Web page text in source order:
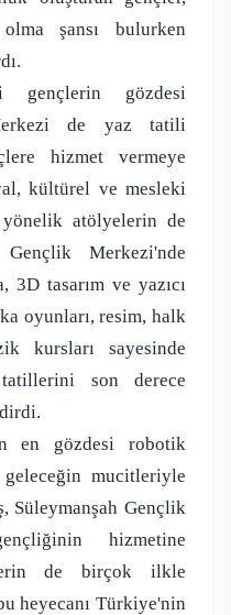
şansı bulurken
gençlerin gözdesi
de yaz tatili
hizmet vermeye
kültürel ve mesleki
atölyelerin de
Merkezi'nde
tasarım ve yazıcı
oyunları, resim, halk
kursları sayesinde
son derece
en gözdesi robotik
mucitleriyle
Süleymanşah Gençlik
hizmetine
de birçok ilkle
heyecanı Türkiye'nin